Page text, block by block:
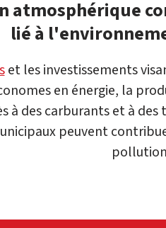
atmosphérique
lié à
et les investissements
en énergie, la
à des carburants et à
peuvent